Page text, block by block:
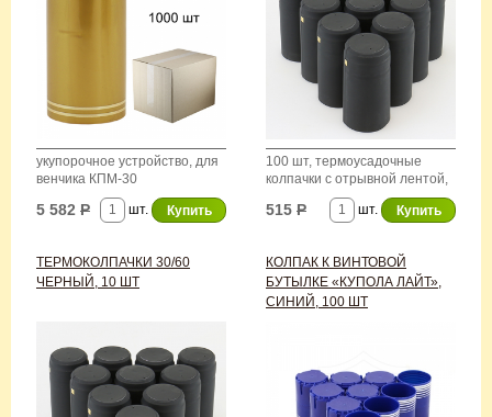
укупорочное устройство, для
венчика КПМ-30
шт.
5 582 Р
100 шт, термоусадочные
колпачки с отрывной лентой,
для оформления винных
бутылок
шт.
515 Р
ТЕРМОКОЛПАЧКИ 30/60
ЧЕРНЫЙ, 10 ШТ
КОЛПАК К ВИНТОВОЙ
БУТЫЛКЕ «КУПОЛА ЛАЙТ»,
СИНИЙ, 100 ШТ